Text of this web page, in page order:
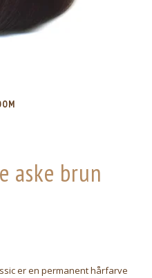
aske brun
er en permanent hårfarve